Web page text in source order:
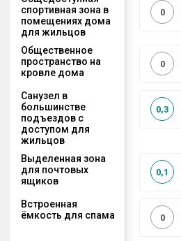
спортивная зона в
помещениях дома
для жильцов
0
Общественное
пространство на
кровле дома
0
Санузел в
большинстве
подъездов с
доступом для
жильцов
0,3
Выделенная зона
для почтовых
ящиков
0,1
Встроенная
ёмкость для спама
0